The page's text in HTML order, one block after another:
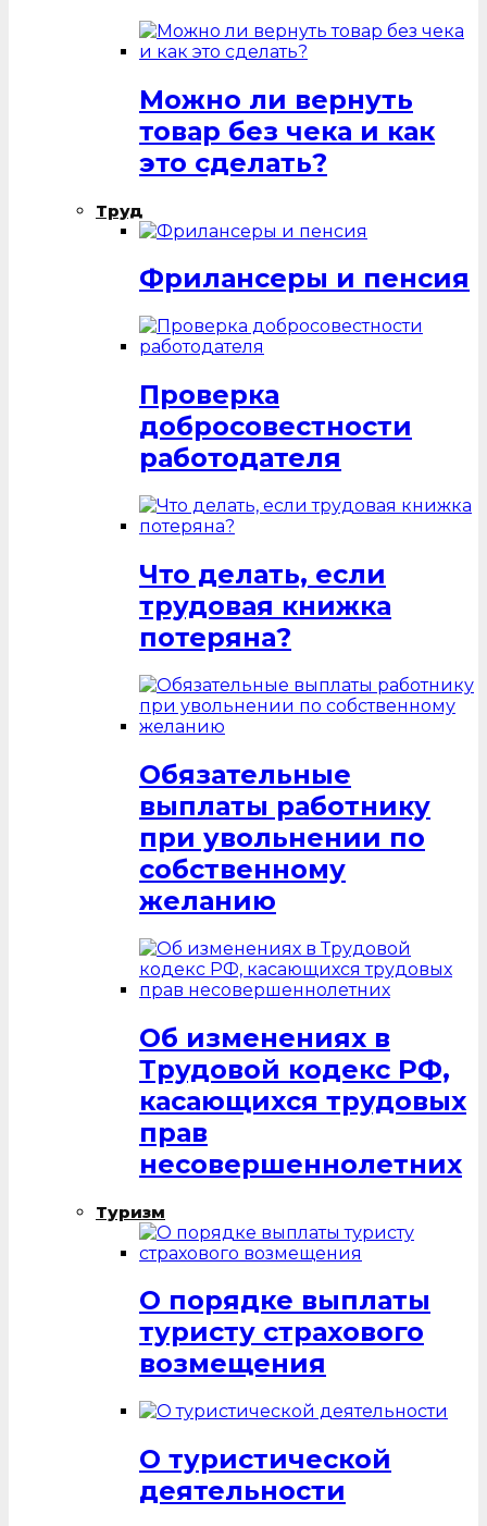
Можно ли вернуть
товар без чека и как
это сделать?
Труд
Фрилансеры и пенсия
Проверка
добросовестности
работодателя
Что делать, если
трудовая книжка
потеряна?
Обязательные
выплаты работнику
при увольнении по
собственному
желанию
Об изменениях в
Трудовой кодекс РФ,
касающихся трудовых
прав
несовершеннолетних
Туризм
О порядке выплаты
туристу страхового
возмещения
О туристической
деятельности